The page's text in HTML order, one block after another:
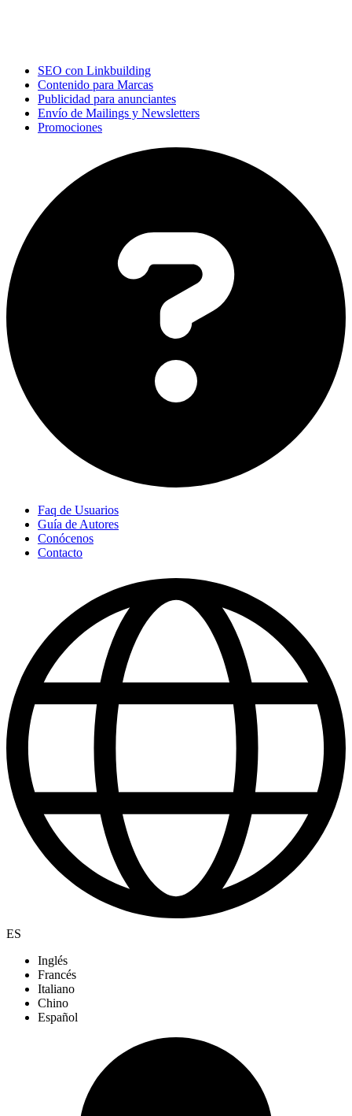
SEO con Linkbuilding
Contenido para Marcas
Publicidad para anunciantes
Envío de Mailings y Newsletters
Promociones
Faq de Usuarios
Guía de Autores
Conócenos
Contacto
ES
Inglés
Francés
Italiano
Chino
Español